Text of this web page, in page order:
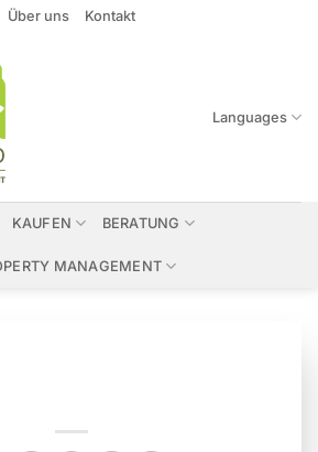
Über uns Kontakt
Languages
KAUFEN BERATUNG
MANAGEMENT